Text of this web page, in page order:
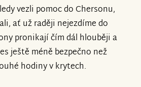
vděčnost a hluboká
podporu, všem, kdo
k nám a k Chersonu."
a snažil jsem se jim co
za to, co dělaj - i
vezli pomoc do Chersonu,
ať už raději nejezdíme do
pronikají čím dál hlouběji a
ještě méně bezpečno než
hodiny v krytech.